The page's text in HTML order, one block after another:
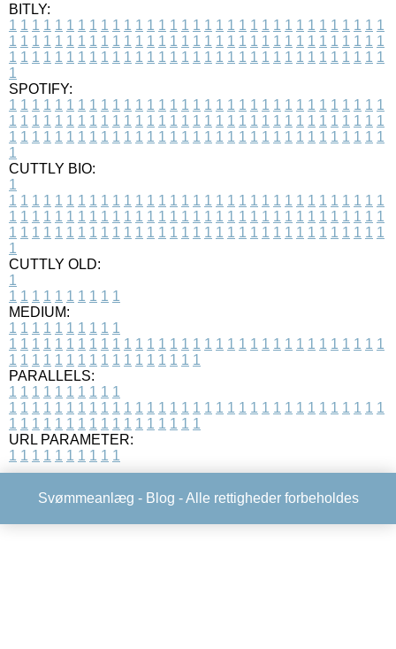
BITLY:
1 1 1 1 1 1 1 1 1 1 1 1 1 1 1 1 1 1 1 1 1 1 1 1 1 1 1 1 1 1 1 1 1
1 1 1 1 1 1 1 1 1 1 1 1 1 1 1 1 1 1 1 1 1 1 1 1 1 1 1 1 1 1 1 1 1
1 1 1 1 1 1 1 1 1 1 1 1 1 1 1 1 1 1 1 1 1 1 1 1 1 1 1 1 1 1 1 1 1
1
SPOTIFY:
1 1 1 1 1 1 1 1 1 1 1 1 1 1 1 1 1 1 1 1 1 1 1 1 1 1 1 1 1 1 1 1 1
1 1 1 1 1 1 1 1 1 1 1 1 1 1 1 1 1 1 1 1 1 1 1 1 1 1 1 1 1 1 1 1 1
1 1 1 1 1 1 1 1 1 1 1 1 1 1 1 1 1 1 1 1 1 1 1 1 1 1 1 1 1 1 1 1 1
1
CUTTLY BIO:
1
1 1 1 1 1 1 1 1 1 1 1 1 1 1 1 1 1 1 1 1 1 1 1 1 1 1 1 1 1 1 1 1 1
1 1 1 1 1 1 1 1 1 1 1 1 1 1 1 1 1 1 1 1 1 1 1 1 1 1 1 1 1 1 1 1 1
1 1 1 1 1 1 1 1 1 1 1 1 1 1 1 1 1 1 1 1 1 1 1 1 1 1 1 1 1 1 1 1 1
1
CUTTLY OLD:
1
1 1 1 1 1 1 1 1 1 1
MEDIUM:
1 1 1 1 1 1 1 1 1 1
1 1 1 1 1 1 1 1 1 1 1 1 1 1 1 1 1 1 1 1 1 1 1 1 1 1 1 1 1 1 1 1 1
1 1 1 1 1 1 1 1 1 1 1 1 1 1 1 1 1
PARALLELS:
1 1 1 1 1 1 1 1 1 1
1 1 1 1 1 1 1 1 1 1 1 1 1 1 1 1 1 1 1 1 1 1 1 1 1 1 1 1 1 1 1 1 1
1 1 1 1 1 1 1 1 1 1 1 1 1 1 1 1 1
URL PARAMETER:
1 1 1 1 1 1 1 1 1 1
Svømmeanlæg - Blog - Alle rettigheder forbeholdes